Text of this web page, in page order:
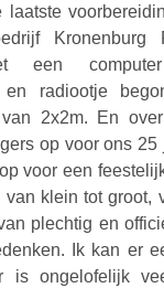
laatste
Kronenburg
een
en radiootje
2x2m. En
op voor ons 25
voor een
van klein tot groot,
plechtig en
Ik kan er
is ongelofelijk